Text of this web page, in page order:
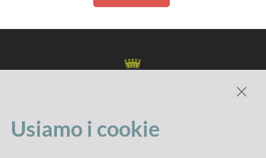
Usiamo i cookie